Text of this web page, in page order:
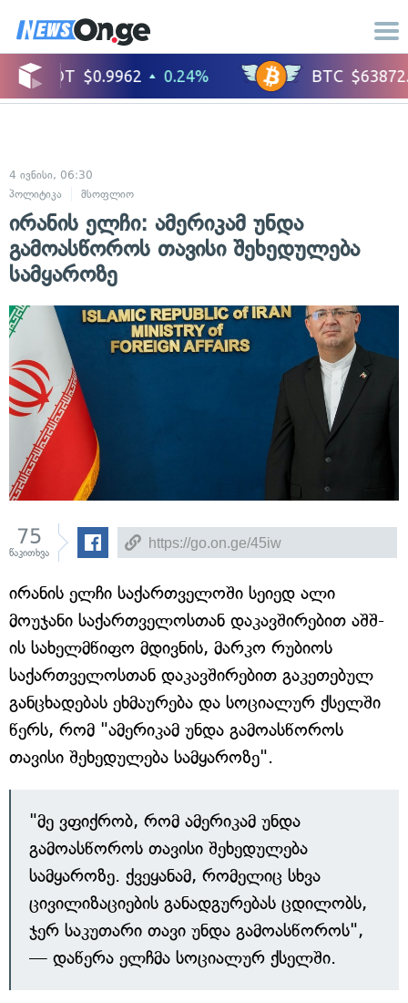
4 ივნისი, 06:30
პოლიტიკა
მსოფლიო
ირანის ელჩი: ამერიკამ უნდა
გამოასწოროს თავისი შეხედულება
სამყაროზე
75
წაკითხვა
ირანის ელჩი საქართველოში სეიედ ალი
მოუჯანი საქართველოსთან დაკავშირებით აშშ-
ის სახელმწიფო მდივნის, მარკო რუბიოს
საქართველოსთან დაკავშირებით გაკეთებულ
განცხადებას ეხმაურება და სოციალურ ქსელში
წერს, რომ "ამერიკამ უნდა გამოასწოროს
თავისი შეხედულება სამყაროზე".
"მე ვფიქრობ, რომ ამერიკამ უნდა
გამოასწოროს თავისი შეხედულება
სამყაროზე. ქვეყანამ, რომელიც სხვა
ცივილიზაციების განადგურებას ცდილობს,
ჯერ საკუთარი თავი უნდა გამოასწოროს",
— დაწერა ელჩმა სოციალურ ქსელში.